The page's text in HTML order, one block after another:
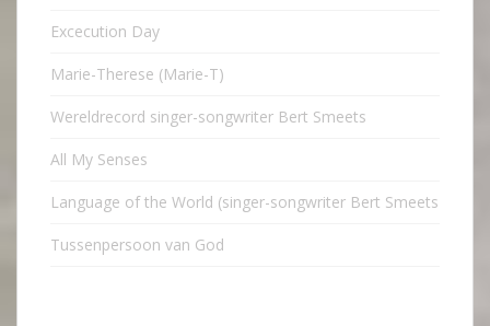
Excecution Day
Marie-Therese (Marie-T)
Wereldrecord singer-songwriter Bert Smeets
All My Senses
Language of the World (singer-songwriter Bert Smeets
Tussenpersoon van God